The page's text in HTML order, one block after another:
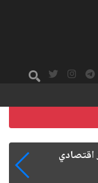
من هويتها